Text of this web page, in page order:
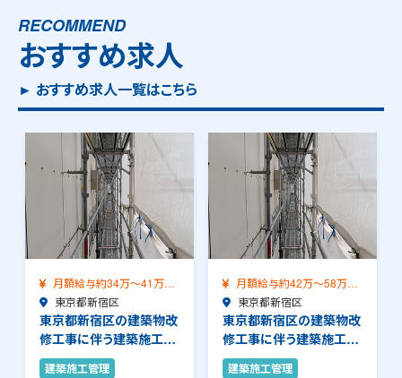
RECOMMEND
おすすめ求人
► おすすめ求人一覧はこちら
月額給与約34万～41万
（前職給与保証）…
東京都新宿区
東京都新宿区の建築物改
修工事に伴う建築施工管
理のお仕事です。…
建築施工管理
月額給与約42万～58万
（前職給与保証）…
東京都新宿区
東京都新宿区の建築物改
修工事に伴う建築施工管
理のお仕事です。…
建築施工管理